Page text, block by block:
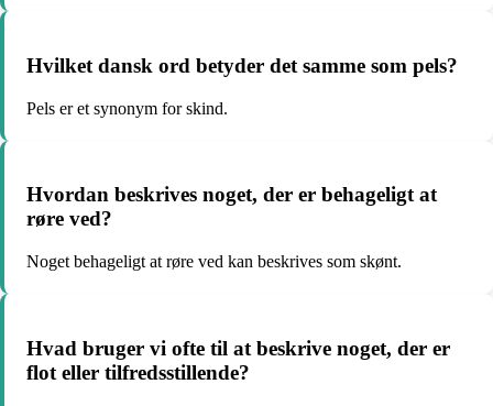
Hvilket dansk ord betyder det samme som pels?
Pels er et synonym for skind.
Hvordan beskrives noget, der er behageligt at
røre ved?
Noget behageligt at røre ved kan beskrives som skønt.
Hvad bruger vi ofte til at beskrive noget, der er
flot eller tilfredsstillende?